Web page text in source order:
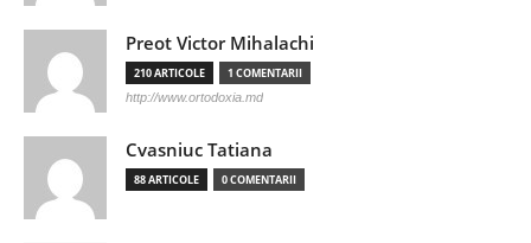
Preot Victor Mihalachi
210 ARTICOLE 1 COMENTARII
http://www.ortodoxia.md
Cvasniuc Tatiana
88 ARTICOLE 0 COMENTARII